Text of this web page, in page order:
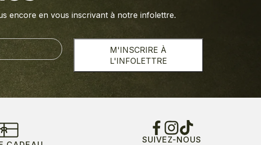
encore en vous inscrivant à notre infolettre.
M'INSCRIRE À
L'INFOLETTRE
SUIVEZ-NOUS